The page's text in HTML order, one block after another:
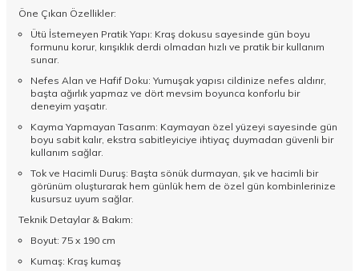
Öne Çıkan Özellikler:
Ütü İstemeyen Pratik Yapı: Kraş dokusu sayesinde gün boyu
formunu korur, kırışıklık derdi olmadan hızlı ve pratik bir kullanım
sunar.
Nefes Alan ve Hafif Doku: Yumuşak yapısı cildinize nefes aldırır,
başta ağırlık yapmaz ve dört mevsim boyunca konforlu bir
deneyim yaşatır.
Kayma Yapmayan Tasarım: Kaymayan özel yüzeyi sayesinde gün
boyu sabit kalır, ekstra sabitleyiciye ihtiyaç duymadan güvenli bir
kullanım sağlar.
Tok ve Hacimli Duruş: Başta sönük durmayan, şık ve hacimli bir
görünüm oluşturarak hem günlük hem de özel gün kombinlerinize
kusursuz uyum sağlar.
Teknik Detaylar & Bakım:
Boyut: 75 x 190 cm
Kumaş: Kraş kumaş